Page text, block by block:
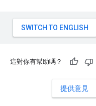
這對你有幫助嗎？
提供意見